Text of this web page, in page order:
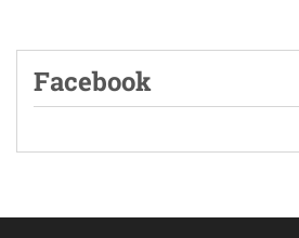
Facebook